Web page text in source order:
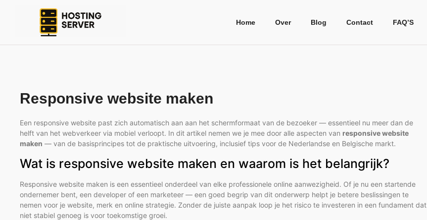
Home Over Blog Contact FAQ’S
Responsive website maken
Een responsive website past zich automatisch aan aan het schermformaat van de bezoeker — essentieel nu meer dan de
helft van het webverkeer via mobiel verloopt. In dit artikel nemen we je mee door alle aspecten van responsive website
maken — van de basisprincipes tot de praktische uitvoering, inclusief tips voor de Nederlandse en Belgische markt.
Wat is responsive website maken en waarom is het belangrijk?
Responsive website maken is een essentieel onderdeel van elke professionele online aanwezigheid. Of je nu een startende
ondernemer bent, een developer of een marketeer — een goed begrip van dit onderwerp helpt je betere beslissingen te
nemen voor je website, merk en online strategie. Zonder de juiste aanpak loop je het risico te investeren in een fundament dat
niet stabiel genoeg is voor toekomstige groei.